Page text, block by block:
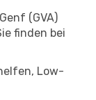
(GVA)
finden bei
Low-